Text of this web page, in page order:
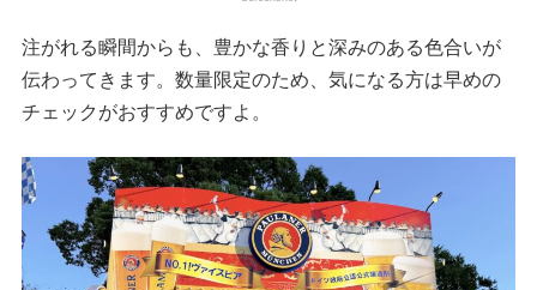
注がれる瞬間からも、豊かな香りと深みのある色合いが
伝わってきます。数量限定のため、気になる方は早めの
チェックがおすすめですよ。